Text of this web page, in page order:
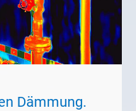
Dämmung.